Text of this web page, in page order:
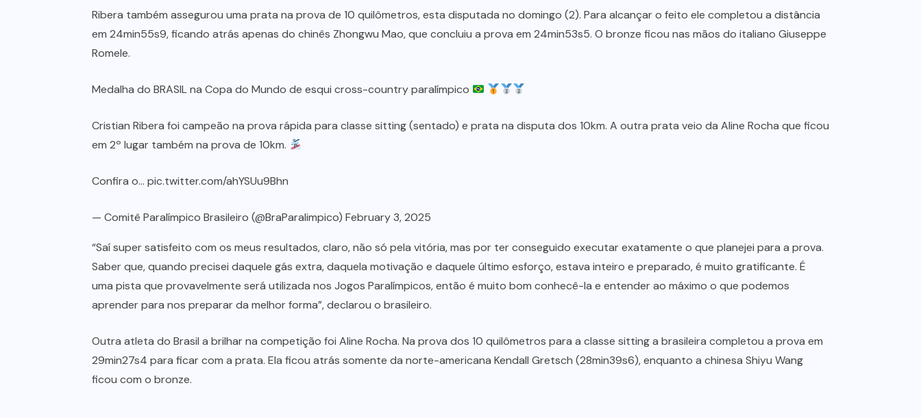
Ribera também assegurou uma prata na prova de 10 quilômetros, esta disputada no domingo (2). Para alcançar o feito ele completou a distância
em 24min55s9, ficando atrás apenas do chinês Zhongwu Mao, que concluiu a prova em 24min53s5. O bronze ficou nas mãos do italiano Giuseppe
Romele.
Medalha do BRASIL na Copa do Mundo de esqui cross-country paralímpico
Cristian Ribera foi campeão na prova rápida para classe sitting (sentado) e prata na disputa dos 10km. A outra prata veio da Aline Rocha que ficou
em 2º lugar também na prova de 10km.
Confira o… pic.twitter.com/ahYSUu9Bhn
— Comitê Paralímpico Brasileiro (@BraParalimpico) February 3, 2025
“Saí super satisfeito com os meus resultados, claro, não só pela vitória, mas por ter conseguido executar exatamente o que planejei para a prova.
Saber que, quando precisei daquele gás extra, daquela motivação e daquele último esforço, estava inteiro e preparado, é muito gratificante. É
uma pista que provavelmente será utilizada nos Jogos Paralímpicos, então é muito bom conhecê-la e entender ao máximo o que podemos
aprender para nos preparar da melhor forma”, declarou o brasileiro.
Outra atleta do Brasil a brilhar na competição foi Aline Rocha. Na prova dos 10 quilômetros para a classe sitting a brasileira completou a prova em
29min27s4 para ficar com a prata. Ela ficou atrás somente da norte-americana Kendall Gretsch (28min39s6), enquanto a chinesa Shiyu Wang
ficou com o bronze.